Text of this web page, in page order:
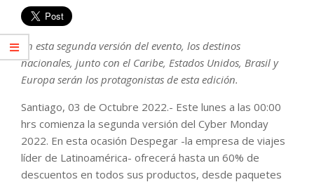
En esta segunda versión del evento, los destinos
nacionales, junto con el Caribe, Estados Unidos, Brasil y
Europa serán los protagonistas de esta edición.
Santiago, 03 de Octubre 2022.- Este lunes a las 00:00
hrs comienza la segunda versión del Cyber Monday
2022. En esta ocasión Despegar -la empresa de viajes
líder de Latinoamérica- ofrecerá hasta un 60% de
descuentos en todos sus productos, desde paquetes